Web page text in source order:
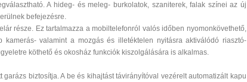
A hideg- és meleg- burkolatok, szaniterek, falak színei az új
befejezésre.
része. Ez tartalmazza a mobiltelefonról valós időben nyomonkövethető,
kamerás- valamint a mozgás és illetéktelen nyitásra aktiválódó riasztó-
köthető és okosház funkciók kiszolgálására is alkalmas.
garázs biztosítja. A be és kihajtást távirányítóval vezérelt automatizált kapu